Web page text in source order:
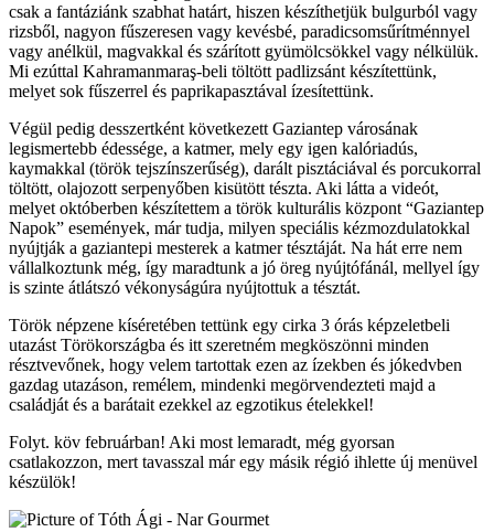
csak a fantáziánk szabhat határt, hiszen készíthetjük bulgurból vagy
rizsből, nagyon fűszeresen vagy kevésbé, paradicsomsűrítménnyel
vagy anélkül, magvakkal és szárított gyümölcsökkel vagy nélkülük.
Mi ezúttal Kahramanmaraş-beli töltött padlizsánt készítettünk,
melyet sok fűszerrel és paprikapasztával ízesítettünk.
Végül pedig desszertként következett Gaziantep városának
legismertebb édessége, a katmer, mely egy igen kalóriadús,
kaymakkal (török tejszínszerűség), darált pisztáciával és porcukorral
töltött, olajozott serpenyőben kisütött tészta. Aki látta a videót,
melyet októberben készítettem a török kulturális központ “Gaziantep
Napok” események, már tudja, milyen speciális kézmozdulatokkal
nyújtják a gaziantepi mesterek a katmer tésztáját. Na hát erre nem
vállalkoztunk még, így maradtunk a jó öreg nyújtófánál, mellyel így
is szinte átlátszó vékonyságúra nyújtottuk a tésztát.
Török népzene kíséretében tettünk egy cirka 3 órás képzeletbeli
utazást Törökországba és itt szeretném megköszönni minden
résztvevőnek, hogy velem tartottak ezen az ízekben és jókedvben
gazdag utazáson, remélem, mindenki megörvendezteti majd a
családját és a barátait ezekkel az egzotikus ételekkel!
Folyt. köv februárban! Aki most lemaradt, még gyorsan
csatlakozzon, mert tavasszal már egy másik régió ihlette új menüvel
készülök!